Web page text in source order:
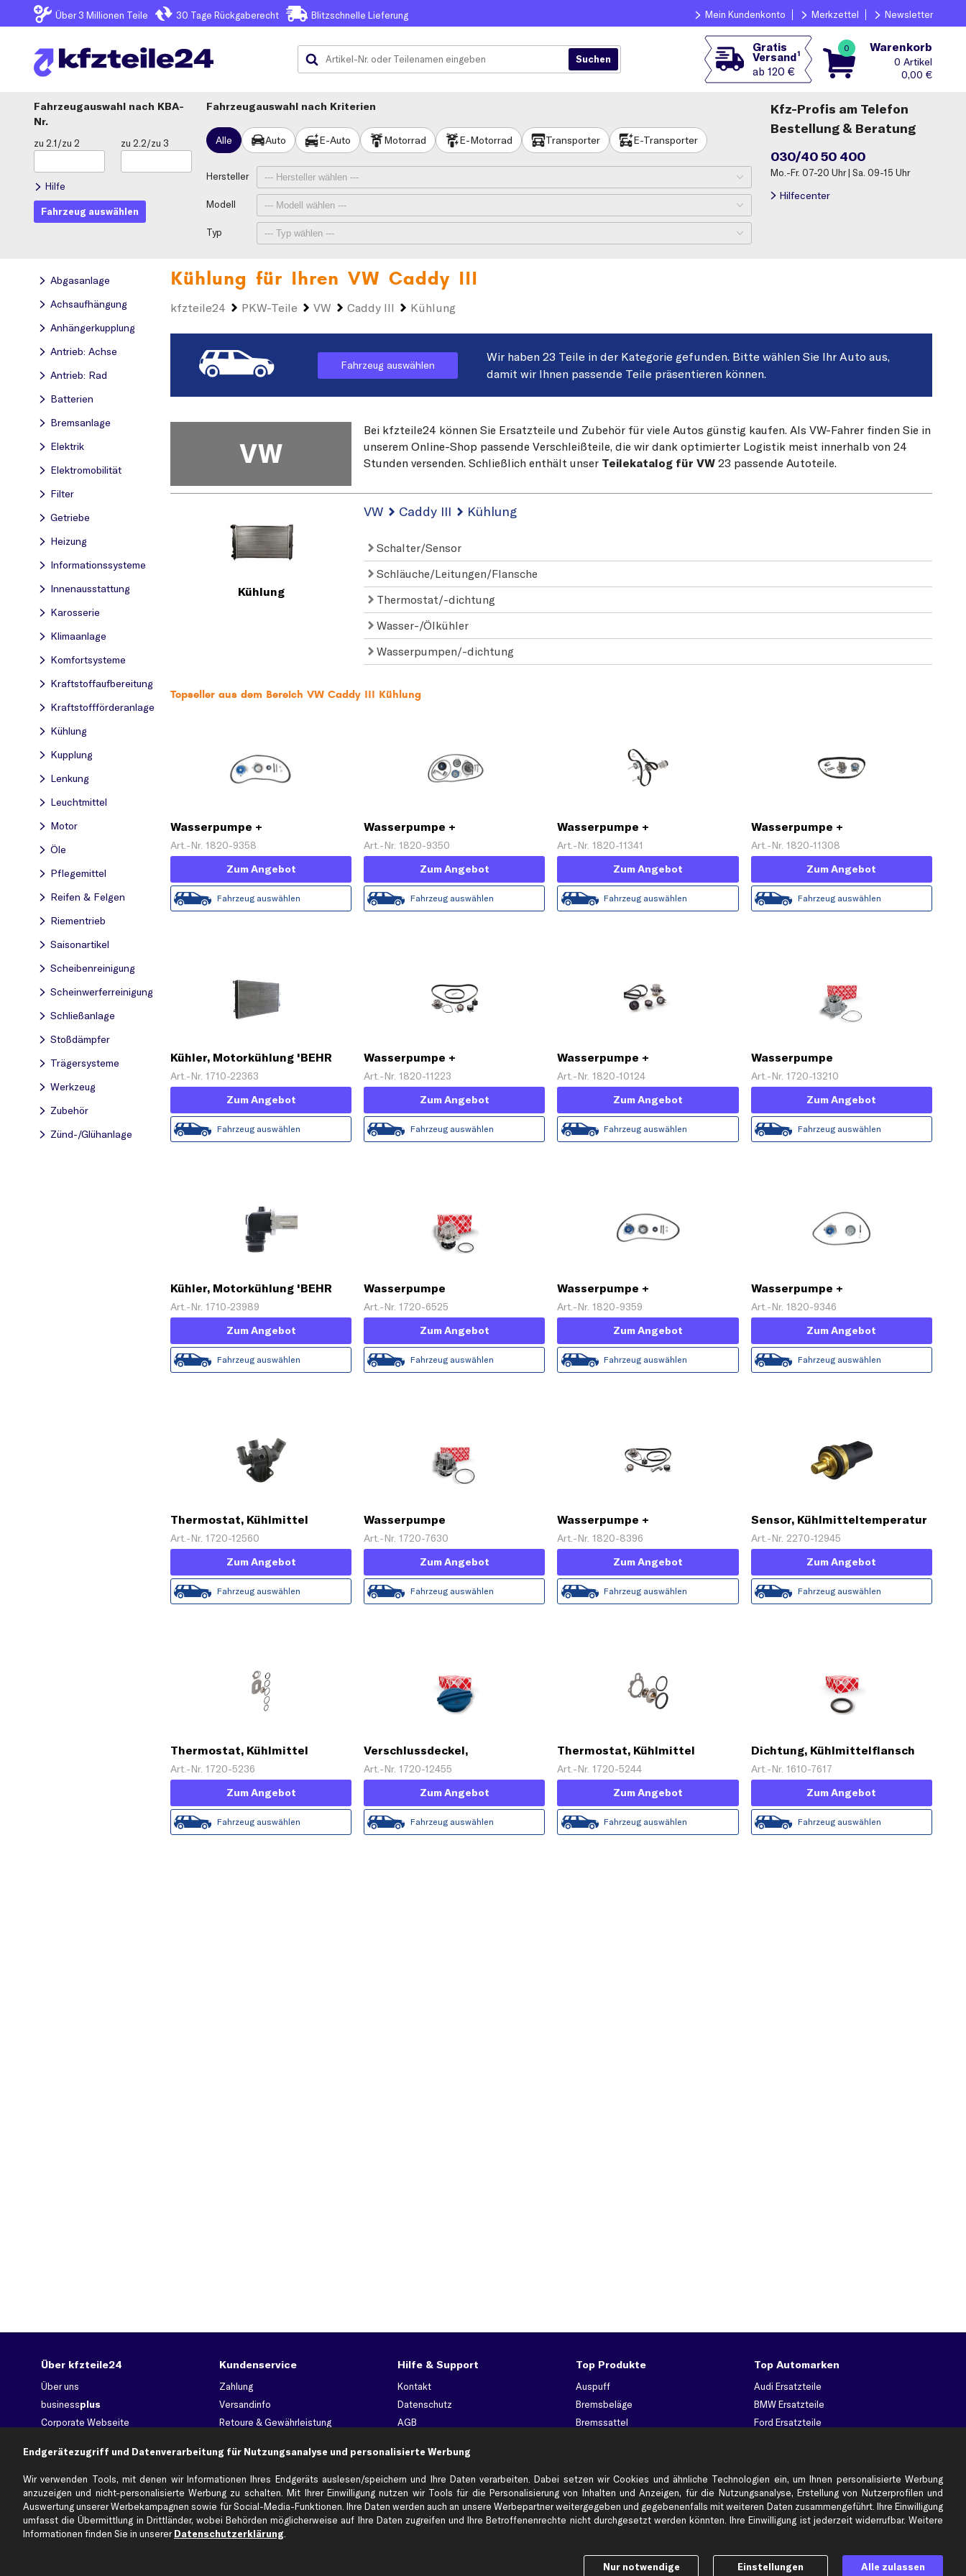
Über 3 Millionen Teile 30 Tage Rückgaberecht Blitzschnelle Lieferung Mein Kundenkonto Merkzettel Newsletter
Gratis
Versand1
ab 120 €
0 Warenkorb
0
0,00 €
Fahrzeugauswahl
KBA-
Nr.
zu 2.1/zu 2 zu 2.2/zu 3
Hilfe
Fahrzeug auswählen
Fahrzeugauswahl nach Kriterien
Alle Auto E-Auto Motorrad E-Motorrad Transporter E-Transporter
Hersteller
Modell
Typ
Kfz-Profis am Telefon
Bestellung & Beratung
030/40 50 400
Mo.-Fr. 07-20 Uhr | Sa. 09-15 Uhr
Hilfecenter
Abgasanlage
Achsaufhängung
Anhängerkupplung
Antrieb: Achse
Antrieb: Rad
Batterien
Bremsanlage
Elektrik
Elektromobilität
Filter
Getriebe
Heizung
Informationssysteme
Innenausstattung
Karosserie
Klimaanlage
Komfortsysteme
Kraftstoff­aufbereitung
Kraftstoff­förderanlage
Kühlung
Kupplung
Lenkung
Leuchtmittel
Motor
Öle
Pflegemittel
Reifen & Felgen
Riementrieb
Saisonartikel
Scheibenreinigung
Scheinwerferreinigung
Schließanlage
Stoßdämpfer
Trägersysteme
Werkzeug
Zubehör
Zünd-/Glühanlage
Kühlung für Ihren VW Caddy III
kfzteile24 PKW-Teile VW Caddy III Kühlung
Fahrzeug auswählen
Wir haben 23 Teile in der Kategorie gefunden. Bitte wählen Sie Ihr Auto aus,
damit wir Ihnen passende Teile präsentieren können.
VW
Bei kfzteile24 können Sie Ersatzteile und Zubehör für viele Autos günstig kaufen. Als VW-Fahrer finden Sie in
unserem Online-Shop passende Verschleißteile, die wir dank optimierter Logistik meist innerhalb von 24
Stunden versenden. Schließlich enthält unser Teilekatalog für VW 23 passende Autoteile.
Kühlung
VW Caddy III Kühlung
Schalter/Sensor
Schläuche/Leitungen/Flansche
Thermostat/-dichtung
Wasser-/Ölkühler
Wasserpumpen/-dichtung
Topseller aus dem Bereich VW Caddy III Kühlung
Wasserpumpe +
Zahnriemensatz
Art.-Nr. 1820-9358
Zum Angebot
Fahrzeug auswählen
Wasserpumpe +
Zahnriemensatz
Art.-Nr. 1820-9350
Zum Angebot
Fahrzeug auswählen
Wasserpumpe +
Zahnriemensatz 'PowerGrip®'
Art.-Nr. 1820-11341
Zum Angebot
Fahrzeug auswählen
Wasserpumpe +
Zahnriemensatz
Art.-Nr. 1820-11308
Zum Angebot
Fahrzeug auswählen
Kühler, Motorkühlung 'BEHR
HELLA SERVICE Version
ALTERNATIVE'
Art.-Nr. 1710-22363
Zum Angebot
Fahrzeug auswählen
Wasserpumpe +
Zahnriemensatz
Art.-Nr. 1820-11223
Zum Angebot
Fahrzeug auswählen
Wasserpumpe +
Zahnriemensatz 'PowerGrip®'
Art.-Nr. 1820-10124
Zum Angebot
Fahrzeug auswählen
Wasserpumpe
Art.-Nr. 1720-13210
Zum Angebot
Fahrzeug auswählen
Kühler, Motorkühlung 'BEHR
HELLA SERVICE Version
ALTERNATIVE'
Art.-Nr. 1710-23989
Zum Angebot
Fahrzeug auswählen
Wasserpumpe
Art.-Nr. 1720-6525
Zum Angebot
Fahrzeug auswählen
Wasserpumpe +
Zahnriemensatz
Art.-Nr. 1820-9359
Zum Angebot
Fahrzeug auswählen
Wasserpumpe +
Zahnriemensatz
Art.-Nr. 1820-9346
Zum Angebot
Fahrzeug auswählen
Thermostat, Kühlmittel
Art.-Nr. 1720-12560
Zum Angebot
Fahrzeug auswählen
Wasserpumpe
Art.-Nr. 1720-7630
Zum Angebot
Fahrzeug auswählen
Wasserpumpe +
Zahnriemensatz
Art.-Nr. 1820-8396
Zum Angebot
Fahrzeug auswählen
Sensor, Kühlmitteltemperatur
Art.-Nr. 2270-12945
Zum Angebot
Fahrzeug auswählen
Thermostat, Kühlmittel
Art.-Nr. 1720-5236
Zum Angebot
Fahrzeug auswählen
Verschlussdeckel,
Kühlmittelbehälter
Art.-Nr. 1720-12455
Zum Angebot
Fahrzeug auswählen
Thermostat, Kühlmittel
Art.-Nr. 1720-5244
Zum Angebot
Fahrzeug auswählen
Dichtung, Kühlmittelflansch
Art.-Nr. 1610-7617
Zum Angebot
Fahrzeug auswählen
Über kfzteile24
Über uns
businessplus
Corporate Webseite
Werkstätten/Filialen
Karriere
Bewertungen
Unsere App
Kundenservice
Zahlung
Versandinfo
Retoure & Gewährleistung
Häufige Fragen
Automagazin
Unsere Marken
Beliebte Autos
Gutscheine
Hilfe & Support
Kontakt
Datenschutz
AGB
Whistleblowersystem
Dateneinstellungen
Widerrufsbelehrung
Top Produkte
Auspuff
Bremsbeläge
Bremssattel
Luftfilter
Ölfilter
Querlenker
Top Automarken
Audi Ersatzteile
BMW Ersatzteile
Ford Ersatzteile
Peugeot Ersatzteile
Renault Ersatzteile
Seat Ersatzteile
Endgerätezugriff und Datenverarbeitung für Nutzungsanalyse und personalisierte Werbung
Wir verwenden Tools, mit denen wir Informationen Ihres Endgeräts auslesen/speichern und Ihre Daten verarbeiten. Dabei setzen wir Cookies und ähnliche Technologien ein, um Ihnen personalisierte Werbung
anzuzeigen und nicht-personalisierte Werbung zu schalten. Mit Ihrer Einwilligung nutzen wir Tools für die Personalisierung von Inhalten und Anzeigen, für die Nutzungsanalyse, Erstellung von Nutzerprofilen und
Auswertung unserer Werbekampagnen sowie für Social-Media-Funktionen. Ihre Daten werden auch an unsere Werbepartner weitergegeben und gegebenenfalls mit weiteren Daten zusammengeführt. Ihre Einwilligung
umfasst die Übermittlung in Drittländer, wobei Behörden möglicherweise auf Ihre Daten zugreifen und Ihre Betroffenenrechte nicht durchgesetzt werden könnten. Ihre Einwilligung ist jederzeit widerrufbar. Weitere
Informationen finden Sie in unsererDatenschutzerklärung
Nur notwendige Einstellungen Alle zulassen